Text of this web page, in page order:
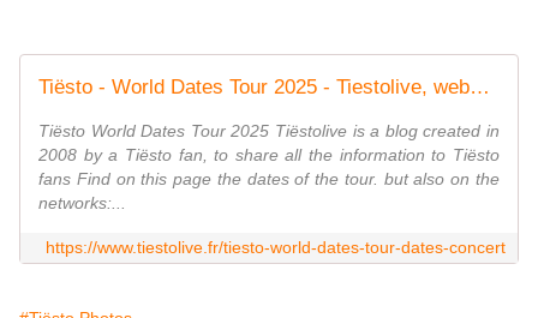
Tiësto - World Dates Tour 2025 - Tiestolive, website Tiesto
Tiësto World Dates Tour 2025 Tiëstolive is a blog created in
2008 by a Tiësto fan, to share all the information to Tiësto
fans Find on this page the dates of the tour. but also on the
networks:...
https://www.tiestolive.fr/tiesto-world-dates-tour-dates-concert